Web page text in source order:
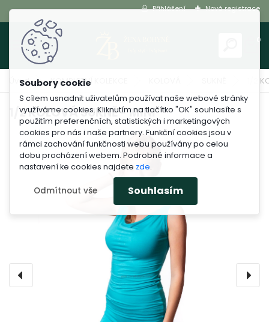
S cílem usnadnit uživatelům používat naše webové stránky
využíváme cookies. Kliknutím na tlačítko "OK" souhlasíte s
použitím preferenčních, statistických i marketingových
cookies pro nás i naše partnery. Funkční cookies jsou v
rámci zachování funkčnosti webu používány po celou
dobu procházení webem. Podrobné informace a
nastavení ke cookies najdete zde.
Odmítnout vše Souhlasím
Přihlášení Nová registrace
0
Úvod KOMPLETNÍ KOLEKCE 1/2
1/2 KOLOVÁ SUKNĚ - MINI